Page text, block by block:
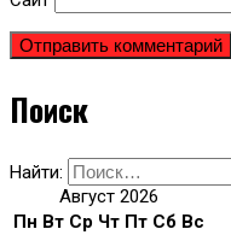
Поиск
Найти:
Август 2026
Пн Вт Ср Чт Пт Сб Вс